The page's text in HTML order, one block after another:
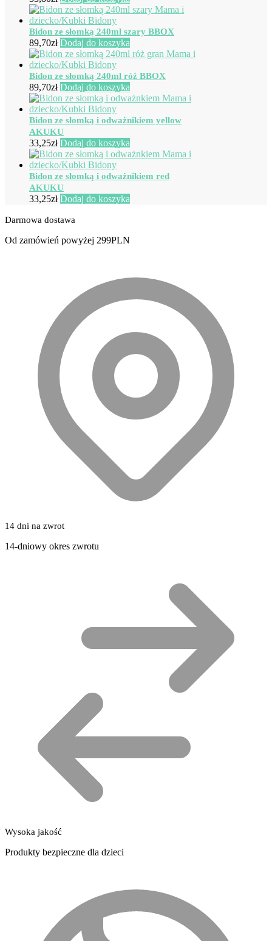
Bidon ze słomką 240ml szary BBOX
89,70zł Dodaj do koszyka
Bidon ze słomką 240ml róż BBOX
89,70zł Dodaj do koszyka
Bidon ze słomką i odważnikiem yellow
AKUKU
33,25zł Dodaj do koszyka
Bidon ze słomką i odważnikiem red
AKUKU
33,25zł Dodaj do koszyka
Darmowa dostawa
Od zamówień powyżej 299PLN
14 dni na zwrot
14-dniowy okres zwrotu
Wysoka jakość
Produkty bezpieczne dla dzieci